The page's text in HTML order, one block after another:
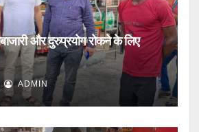
और दुरुप्रयोग रोकने के लिए
ADMIN